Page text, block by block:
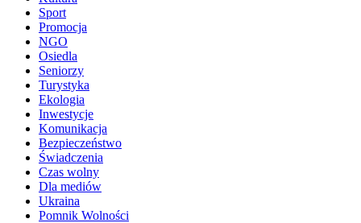
Sport
Promocja
NGO
Osiedla
Seniorzy
Turystyka
Ekologia
Inwestycje
Komunikacja
Bezpieczeństwo
Świadczenia
Czas wolny
Dla mediów
Ukraina
Pomnik Wolności